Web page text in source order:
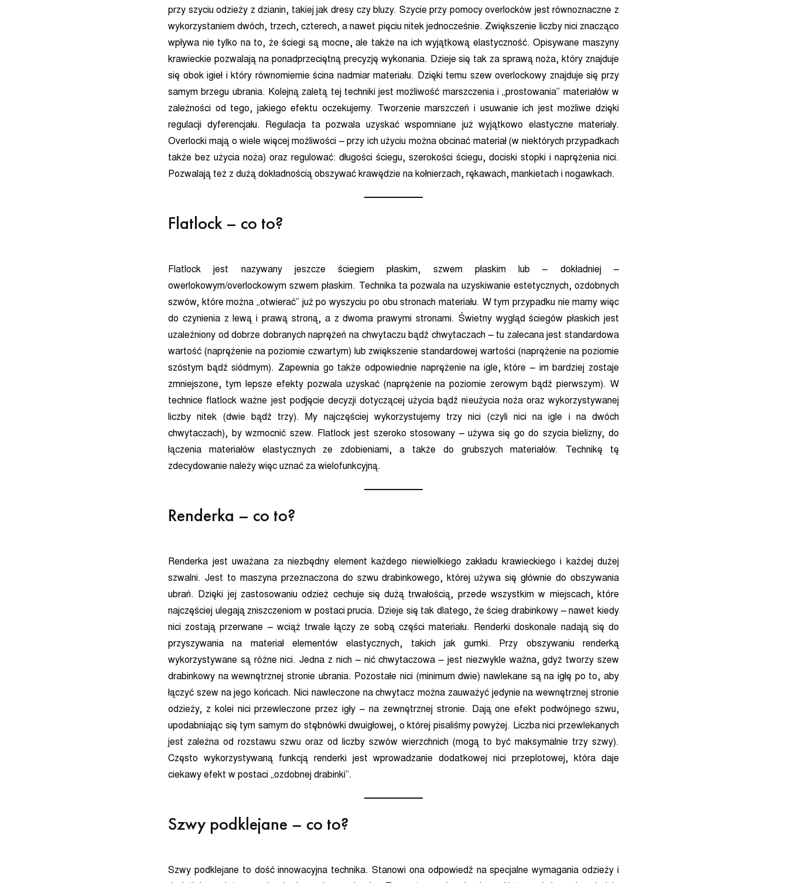
przy szyciu odzieży z dzianin, takiej jak dresy czy bluzy. Szycie przy pomocy overlocków jest równoznaczne z
wykorzystaniem dwóch, trzech, czterech, a nawet pięciu nitek jednocześnie. Zwiększenie liczby nici znacząco
wpływa nie tylko na to, że ściegi są mocne, ale także na ich wyjątkową elastyczność. Opisywane maszyny
krawieckie pozwalają na ponadprzeciętną precyzję wykonania. Dzieje się tak za sprawą noża, który znajduje
się obok igieł i który równomiernie ścina nadmiar materiału. Dzięki temu szew overlockowy znajduje się przy
samym brzegu ubrania. Kolejną zaletą tej techniki jest możliwość marszczenia i „prostowania” materiałów w
zależności od tego, jakiego efektu oczekujemy. Tworzenie marszczeń i usuwanie ich jest możliwe dzięki
regulacji dyferencjału. Regulacja ta pozwala uzyskać wspomniane już wyjątkowo elastyczne materiały.
Overlocki mają o wiele więcej możliwości – przy ich użyciu można obcinać materiał (w niektórych przypadkach
także bez użycia noża) oraz regulować: długości ściegu, szerokości ściegu, dociski stopki i naprężenia nici.
Pozwalają też z dużą dokładnością obszywać krawędzie na kołnierzach, rękawach, mankietach i nogawkach.
Flatlock – co to?
Flatlock jest nazywany jeszcze ściegiem płaskim, szwem płaskim lub – dokładniej –
owerlokowym/overlockowym szwem płaskim. Technika ta pozwala na uzyskiwanie estetycznych, ozdobnych
szwów, które można „otwierać” już po wyszyciu po obu stronach materiału. W tym przypadku nie mamy więc
do czynienia z lewą i prawą stroną, a z dwoma prawymi stronami. Świetny wygląd ściegów płaskich jest
uzależniony od dobrze dobranych naprężeń na chwytaczu bądź chwytaczach – tu zalecana jest standardowa
wartość (naprężenie na poziomie czwartym) lub zwiększenie standardowej wartości (naprężenie na poziomie
szóstym bądź siódmym). Zapewnia go także odpowiednie naprężenie na igle, które – im bardziej zostaje
zmniejszone, tym lepsze efekty pozwala uzyskać (naprężenie na poziomie zerowym bądź pierwszym). W
technice flatlock ważne jest podjęcie decyzji dotyczącej użycia bądź nieużycia noża oraz wykorzystywanej
liczby nitek (dwie bądź trzy). My najczęściej wykorzystujemy trzy nici (czyli nici na igle i na dwóch
chwytaczach), by wzmocnić szew. Flatlock jest szeroko stosowany – używa się go do szycia bielizny, do
łączenia materiałów elastycznych ze zdobieniami, a także do grubszych materiałów. Technikę tę
zdecydowanie należy więc uznać za wielofunkcyjną.
Renderka – co to?
Renderka jest uważana za niezbędny element każdego niewielkiego zakładu krawieckiego i każdej dużej
szwalni. Jest to maszyna przeznaczona do szwu drabinkowego, której używa się głównie do obszywania
ubrań. Dzięki jej zastosowaniu odzież cechuje się dużą trwałością, przede wszystkim w miejscach, które
najczęściej ulegają zniszczeniom w postaci prucia. Dzieje się tak dlatego, że ścieg drabinkowy – nawet kiedy
nici zostają przerwane – wciąż trwale łączy ze sobą części materiału. Renderki doskonale nadają się do
przyszywania na materiał elementów elastycznych, takich jak gumki. Przy obszywaniu renderką
wykorzystywane są różne nici. Jedna z nich – nić chwytaczowa – jest niezwykle ważna, gdyż tworzy szew
drabinkowy na wewnętrznej stronie ubrania. Pozostałe nici (minimum dwie) nawlekane są na igłę po to, aby
łączyć szew na jego końcach. Nici nawleczone na chwytacz można zauważyć jedynie na wewnętrznej stronie
odzieży, z kolei nici przewleczone przez igły – na zewnętrznej stronie. Dają one efekt podwójnego szwu,
upodabniając się tym samym do stębnówki dwuigłowej, o której pisaliśmy powyżej. Liczba nici przewlekanych
jest zależna od rozstawu szwu oraz od liczby szwów wierzchnich (mogą to być maksymalnie trzy szwy).
Często wykorzystywaną funkcją renderki jest wprowadzanie dodatkowej nici przeplotowej, która daje
ciekawy efekt w postaci „ozdobnej drabinki”.
Szwy podklejane – co to?
Szwy podklejane to dość innowacyjna technika. Stanowi ona odpowiedź na specjalne wymagania odzieży i